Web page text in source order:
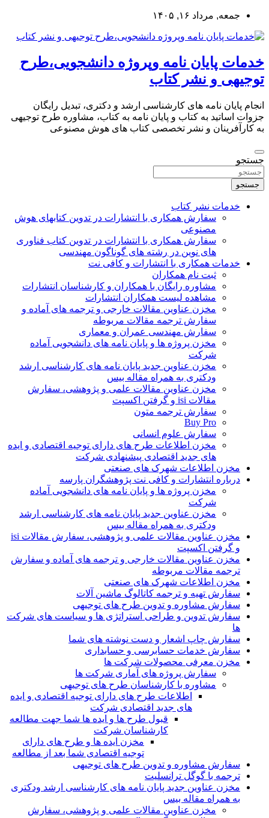
بروید
جمعه, مرداد ۱۶, ۱۴۰۵
خدمات پایان نامه وپروژه دانشجویی،طرح
توجیهی و نشر کتاب
انجام پایان نامه های کارشناسی ارشد و دکتری، تبدیل رایگان
جزوات اساتید به کتاب و پایان نامه به کتاب، مشاوره طرح توجیهی
به کارآفرینان و نشر تخصصی کتاب های هوش مصنوعی
جستجو
جستجو
خدمات نشر کتاب
سفارش همکاری با انتشارات در تدوین کتابهای هوش
مصنوعی
سفارش همکاری با انتشارات در تدوین کتاب فناوری
های نوین در رشته های گوناگون مهندسی
خدمات همکاری با انتشارات و کافی نت
ثبت نام همکاران
مشاوره رایگان با همکاران و کارشناسان انتشارات
مشاهده لیست همکاران انتشارات
مخزن عناوین مقالات خارجی و ترجمه های آماده و
سفارش ترجمه مقالات مربوطه
سفارش مهندسی عمران و معماری
مخزن پروژه ها و پایان نامه های دانشجویی آماده
شرکت
مخزن عناوین جدید پایان نامه های کارشناسی ارشد
ودکتری به همراه مقاله بیس
مخزن عناوین مقالات علمی و پژوهشی، سفارش
مقالات isi و گرفتن اکسپت
سفارش ترجمه متون
Buy Pro
سفارش علوم انسانی
مخزن اطلاعات طرح های دارای توجیه اقتصادی و ایده
های جدید اقتصادی پیشنهادی شرکت
مخزن اطلاعات شهرک های صنعتی
درباره انتشارات و کافی نت پژوهشگران پارسه
مخزن پروژه ها و پایان نامه های دانشجویی آماده
شرکت
مخزن عناوین جدید پایان نامه های کارشناسی ارشد
ودکتری به همراه مقاله بیس
مخزن عناوین مقالات علمی و پژوهشی، سفارش مقالات isi
و گرفتن اکسپت
مخزن عناوین مقالات خارجی و ترجمه های آماده و سفارش
ترجمه مقالات مربوطه
مخزن اطلاعات شهرک های صنعتی
سفارش تهیه و ترجمه کاتالوگ ماشین آلات
سفارش مشاوره و تدوین طرح های توجیهی
سفارش تدوین و طراحی استراتژی ها و سیاست های شرکت
ها
سفارش چاپ اشعار و دست نوشته های شما
سفارش خدمات حسابرسی و حسابداری
مخزن معرفی محصولات شرکت ها
سفارش پروژه های آماری شرکت ها
مشاوره با کارشناسان طرح های توجیهی
اطلاعات طرح های دارای توجیه اقتصادی و ایده
های جدید اقتصادی شرکت
قبول طرح ها و ایده ها شما جهت مطالعه
کارشناسان شرکت
مخزن ایده ها و طرح های دارای
توجیه اقتصادی شما بعد از مطالعه
سفارش مشاوره و تدوین طرح های توجیهی
ترجمه با گوگل ترانسلیت
مخزن عناوین جدید پایان نامه های کارشناسی ارشد ودکتری
به همراه مقاله بیس
مخزن عناوین مقالات علمی و پژوهشی، سفارش